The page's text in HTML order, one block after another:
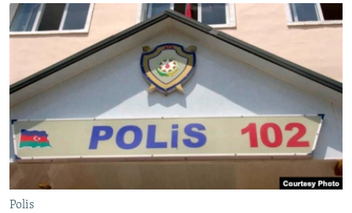
keçFƏRQƏ BAX
QANUNI DOĞRU
ARAŞDIRMA
MULTIMEDIA
VIDEO
FOTOQALEREYA
KARIKATURA
RADIO ARXIV
OXU ZALI
İSLAM VƏ DEMOKRATIYA
HAQQIMIZDA
PEŞƏ ETIKASI VƏ JURNALISTIKA STANDARTLARIMIZ
BIZI IZLƏ
Polis